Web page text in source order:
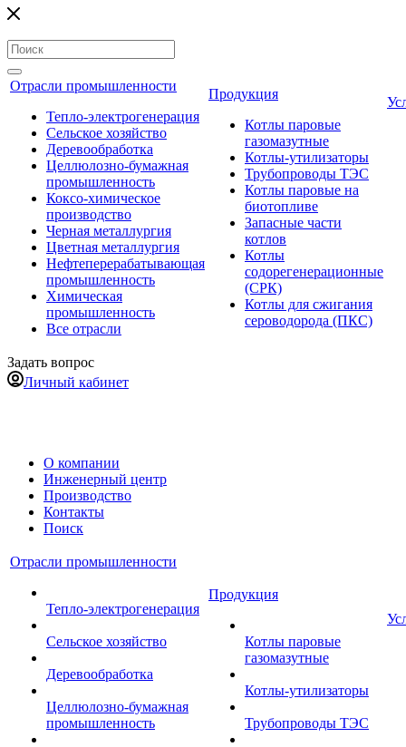
Отрасли промышленности
Тепло-электрогенерация
Сельское хозяйство
Деревообработка
Целлюлозно-бумажная
промышленность
Коксо-химическое
производство
Черная металлургия
Цветная металлургия
Нефтеперерабатывающая
промышленность
Химическая
промышленность
Все отрасли
Продукция
Котлы паровые
газомазутные
Котлы-утилизаторы
Трубопроводы ТЭС
Котлы паровые на
биотопливе
Запасные части
котлов
Котлы
содорегенерационные
(СРК)
Котлы для сжигания
сероводорода (ПКС)
Задать вопрос
Личный кабинет
О компании
Инженерный центр
Производство
Контакты
Поиск
Отрасли промышленности
Тепло-электрогенерация
Сельское хозяйство
Деревообработка
Целлюлозно-бумажная
промышленность
Продукция
Котлы паровые
газомазутные
Котлы-утилизаторы
Трубопроводы ТЭС